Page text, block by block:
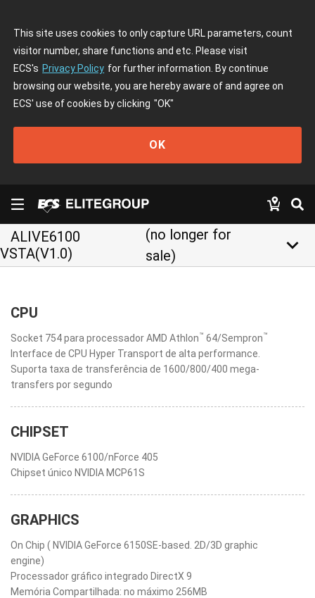
This site uses cookies to only capture URL parameters, count
visitor number, share functions and etc. Please visit
ECS's Privacy Policy for further information. By continue
browsing our website, you are hereby aware of and agree on
ECS' use of cookies by clicking "OK"
OK
ALIVE6100
VSTA(V1.0)
(no longer for
sale)
keyboard_arrow_down
CPU
Socket 754 para processador AMD Athlon™ 64/Sempron™
Interface de CPU Hyper Transport de alta performance.
Suporta taxa de transferência de 1600/800/400 mega-
transfers por segundo
CHIPSET
NVIDIA GeForce 6100/nForce 405
Chipset único NVIDIA MCP61S
GRAPHICS
On Chip ( NVIDIA GeForce 6150SE-based. 2D/3D graphic
engine)
Processador gráfico integrado DirectX 9
Memória Compartilhada: no máximo 256MB